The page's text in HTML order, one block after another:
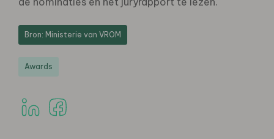
Bron: Ministerie van VROM
Awards